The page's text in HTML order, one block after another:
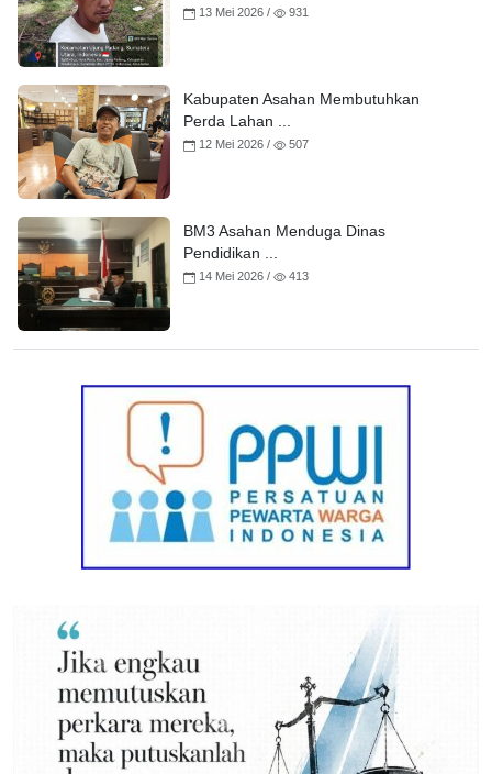
13 Mei 2026 / 931
Kabupaten Asahan Membutuhkan
Perda Lahan ...
12 Mei 2026 / 507
BM3 Asahan Menduga Dinas
Pendidikan ...
14 Mei 2026 / 413